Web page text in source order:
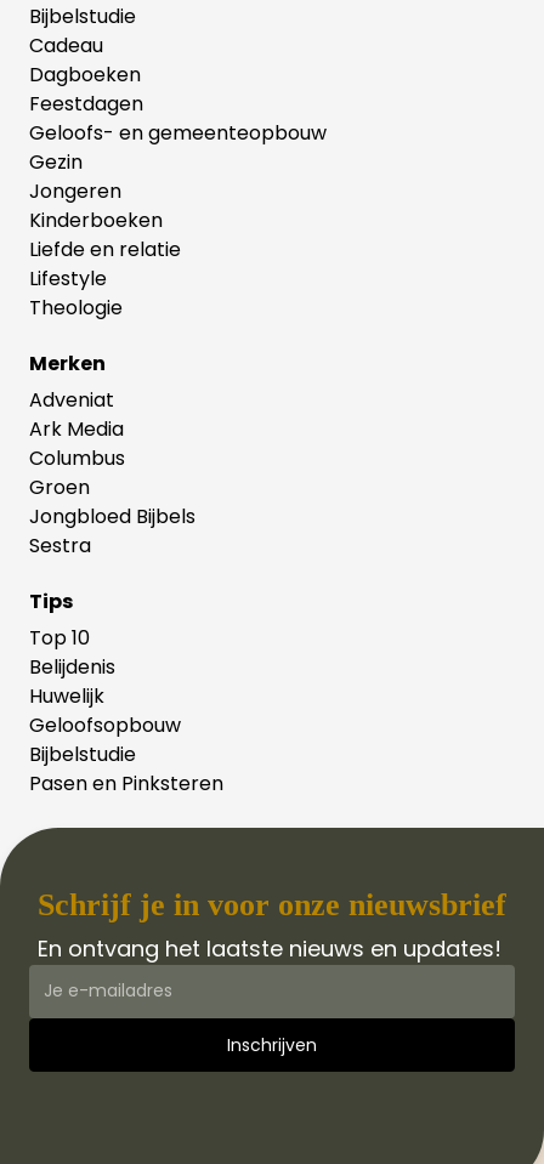
Bijbelstudie
Cadeau
Dagboeken
Feestdagen
Geloofs- en gemeenteopbouw
Gezin
Jongeren
Kinderboeken
Liefde en relatie
Lifestyle
Theologie
Merken
Adveniat
Ark Media
Columbus
Groen
Jongbloed Bijbels
Sestra
Tips
Top 10
Belijdenis
Huwelijk
Geloofsopbouw
Bijbelstudie
Pasen en Pinksteren
Schrijf je in voor onze nieuwsbrief
En ontvang het laatste nieuws en updates!